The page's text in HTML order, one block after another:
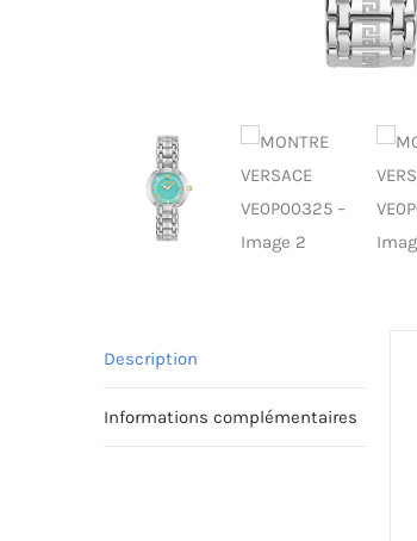
Description
Informations complémentaires